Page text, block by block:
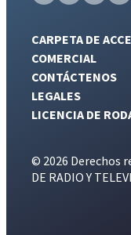
CARPETA DE
COMERCIAL
CONTÁCTENOS
LEGALES
LICENCIA DE
© 2026 Derechos
DE RADIO Y